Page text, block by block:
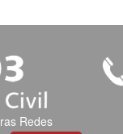
Redes